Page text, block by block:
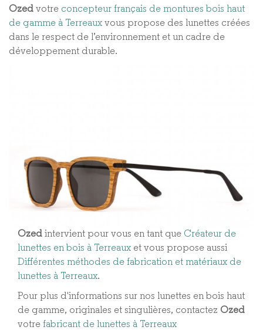
Ozed votre concepteur français de montures bois haut
de gamme à Terreaux vous propose des lunettes créées
dans le respect de l’environnement et un cadre de
développement durable.
Ozed intervient pour vous en tant que Créateur de
lunettes en bois à Terreaux et vous propose aussi
Différentes méthodes de fabrication et matériaux de
lunettes à Terreaux​.
Pour plus d'informations sur nos lunettes en bois haut
de gamme, originales et singulières, contactez Ozed
votre fabricant de lunettes à Terreaux